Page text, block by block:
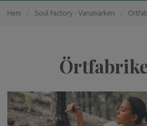
Hem Soul Factory - Varumärken